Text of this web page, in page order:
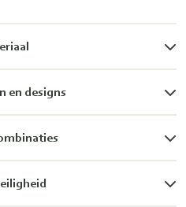
en designs